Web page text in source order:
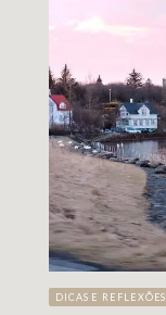
DICAS E REFLEXÕES